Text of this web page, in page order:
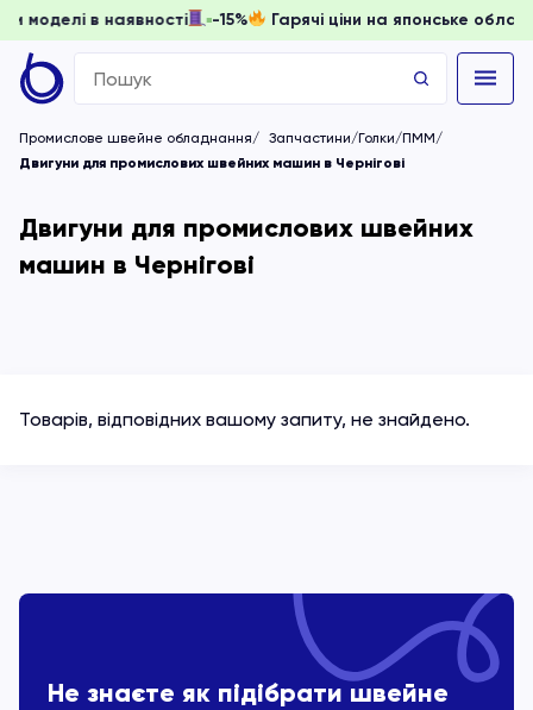
моделі в наявності -15% Гарячі ціни на японське
Search
for:
Промислове швейне обладнання
Запчастини/Голки/ПММ
Двигуни для промислових швейних машин в Чернігові
Двигуни для промислових швейних
машин в Чернігові
Товарів, відповідних вашому запиту, не знайдено.
Не знаєте як підібрати швейне